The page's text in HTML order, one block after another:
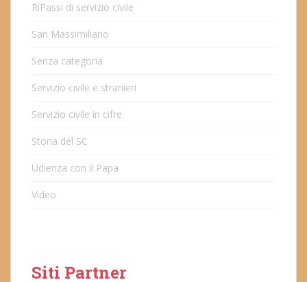
RiPassi di servizio civile
San Massimiliano
Senza categoria
Servizio civile e stranieri
Servizio civile in cifre
Storia del SC
Udienza con il Papa
Video
Siti Partner